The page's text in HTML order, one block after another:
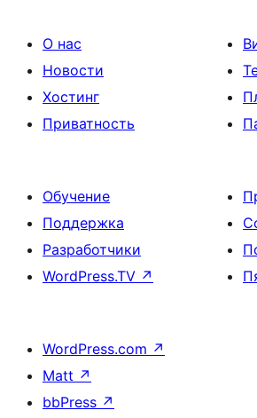
О нас
Новости
Хостинг
Приватность
Обучение
Поддержка
Разработчики
WordPress.TV ↗
WordPress.com ↗
Matt ↗
bbPress ↗